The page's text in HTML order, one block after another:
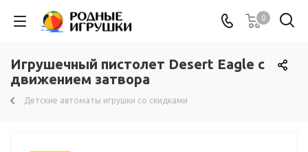
0
Игрушечный пистолет Desert Eagle с
движением затвора
Детские автоматы игрушки со скидками